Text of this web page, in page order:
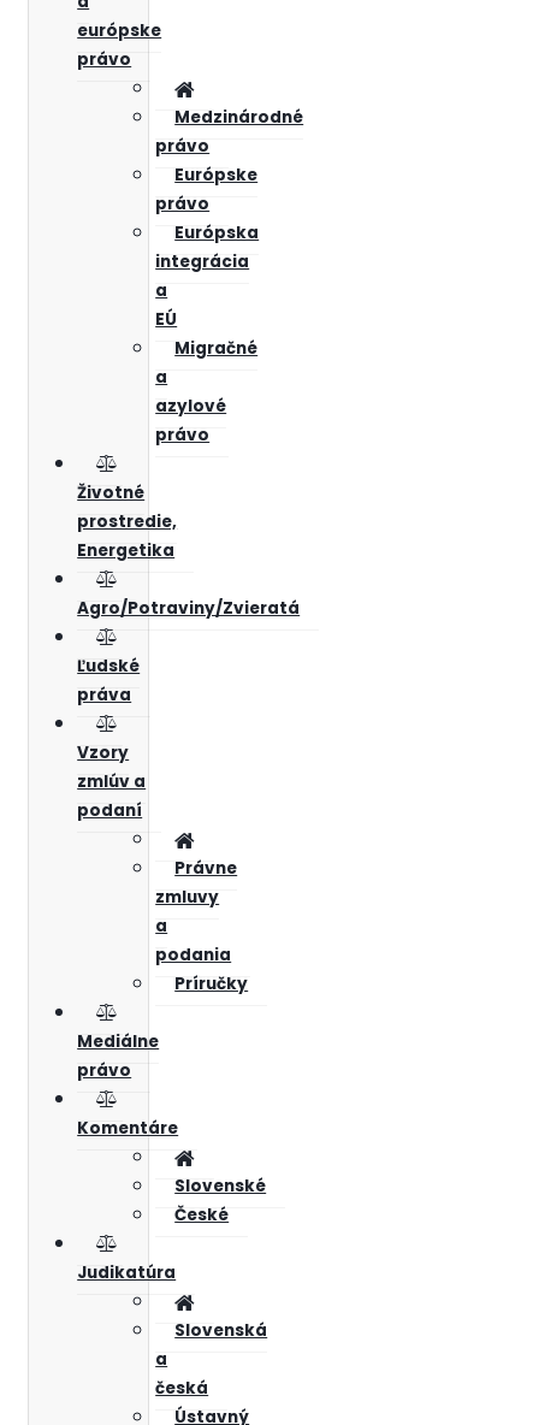
európske
právo
Medzinárodné
právo
Európske
právo
Európska
integrácia
a
EÚ
Migračné
a
azylové
právo
Životné
prostredie,
Energetika
Agro/Potraviny/Zvieratá
Ľudské
práva
Vzory
zmlúv a
podaní
Právne
zmluvy
a
podania
Príručky
Mediálne
právo
Komentáre
Slovenské
České
Judikatúra
Slovenská
a
česká
Ústavný